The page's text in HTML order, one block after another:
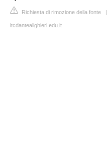
Richiesta di rimozione della fonte |
itcdantealighieri.edu.it